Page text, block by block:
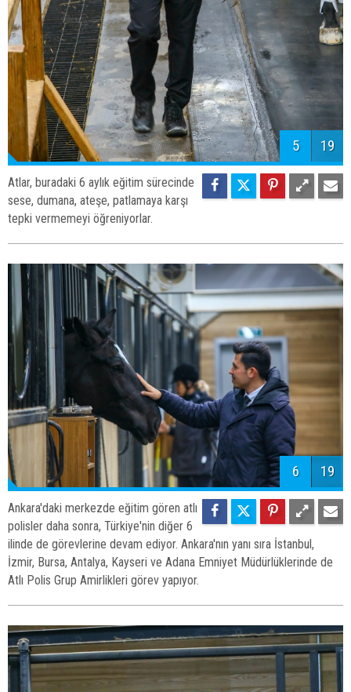
5 19
Atlar, buradaki 6 aylık eğitim sürecinde
sese, dumana, ateşe, patlamaya karşı
tepki vermemeyi öğreniyorlar.
6 19
Ankara'daki merkezde eğitim gören atlı
polisler daha sonra, Türkiye'nin diğer 6
ilinde de görevlerine devam ediyor. Ankara'nın yanı sıra İstanbul,
İzmir, Bursa, Antalya, Kayseri ve Adana Emniyet Müdürlüklerinde de
Atlı Polis Grup Amirlikleri görev yapıyor.